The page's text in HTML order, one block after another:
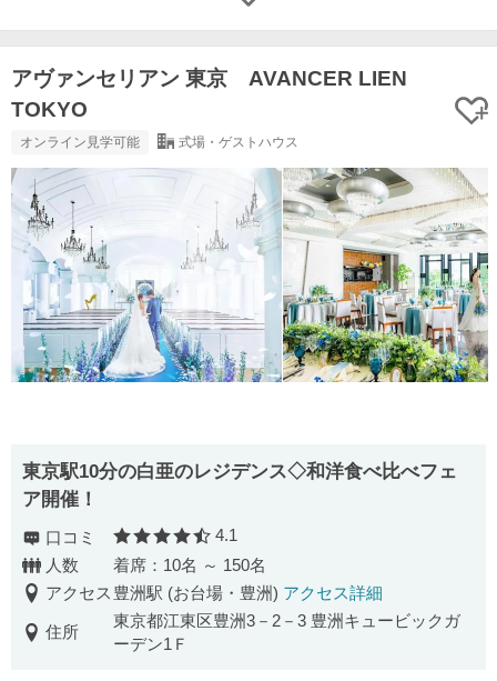
アヴァンセリアン 東京 AVANCER LIEN
TOKYO
オンライン見学可能 式場・ゲストハウス
東京駅10分の白亜のレジデンス◇和洋食べ比べフェ
ア開催！
口コミ 口コミ評価
4.1
人数
着席：10名 ～ 150名
アクセス 豊洲駅 (お台場・豊洲) アクセス詳細
住所
東京都江東区豊洲3－2－3 豊洲キュービックガ
ーデン1Ｆ